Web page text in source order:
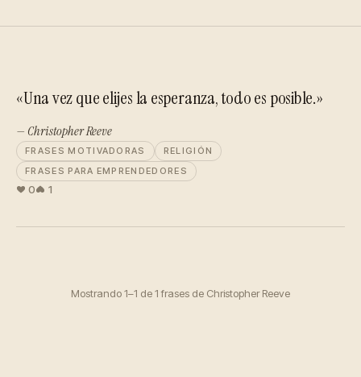
«Una vez que elijes la esperanza, todo es posible.»
— Christopher Reeve
FRASES MOTIVADORAS
RELIGIÓN
FRASES PARA EMPRENDEDORES
0 1
Mostrando 1–1 de 1 frases de Christopher Reeve